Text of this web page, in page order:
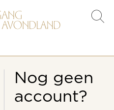
Nog geen
account?